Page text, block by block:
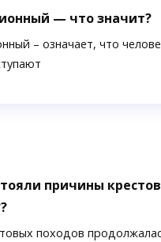
— что значит?
– означает, что
причины
походов